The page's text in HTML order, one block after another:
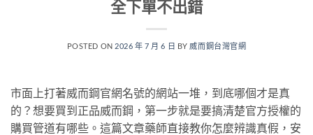
全下單不出錯
POSTED ON 2026 年 7 月 6 日 BY 威而鋼台灣官網
市面上打著威而鋼官網名號的網站一堆，到底哪個才是真
的？想要買到正品威而鋼，第一步就是要搞清楚官方授權的
購買管道有哪些。這篇文章藥師直接教你怎麼辨識真假，安